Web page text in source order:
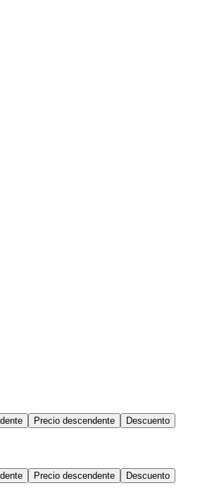
Precio descendente Descuento
Precio descendente Descuento